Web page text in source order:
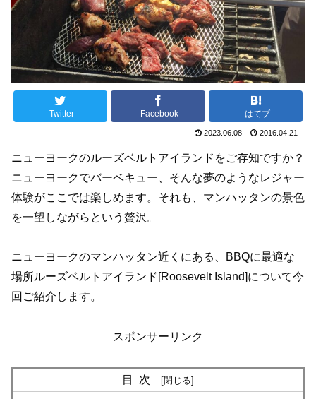
Twitter Facebook はてブ
2023.06.08 2016.04.21
ニューヨークのルーズベルトアイランドをご存知ですか？
ニューヨークでバーベキュー、そんな夢のようなレジャー
体験がここでは楽しめます。それも、マンハッタンの景色
を一望しながらという贅沢。
ニューヨークのマンハッタン近くにある、
BBQに最適な
場所ルーズベルトアイランド[Roosevelt Island]について今
回ご紹介します。
スポンサーリンク
目次